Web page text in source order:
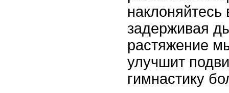
наклоняйтесь
задерживая
растяжение
улучшит
гимнастику